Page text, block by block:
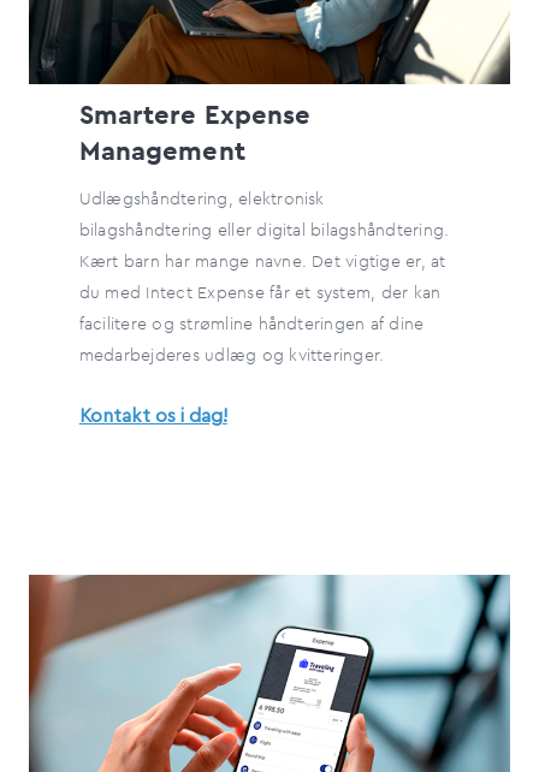
Smartere Expense
Management
Udlægshåndtering, elektronisk
bilagshåndtering eller digital bilagshåndtering.
Kært barn har mange navne. Det vigtige er, at
du med Intect Expense får et system, der kan
facilitere og strømline håndteringen af dine
medarbejderes udlæg og kvitteringer.
Kontakt os i dag!